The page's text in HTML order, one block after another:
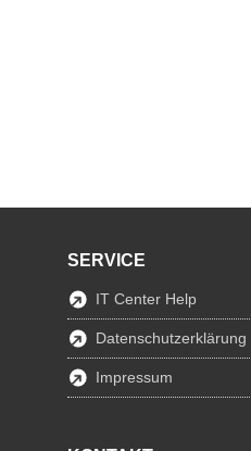
SERVICE
IT Center Help
Datenschutzerklärung
Impressum